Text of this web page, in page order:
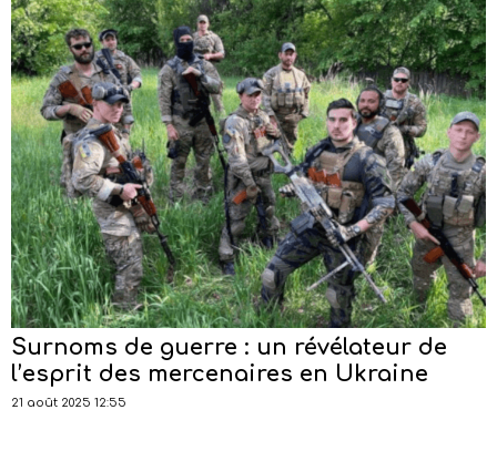
Surnoms de guerre : un révélateur de
l’esprit des mercenaires en Ukraine
21 août 2025 12:55